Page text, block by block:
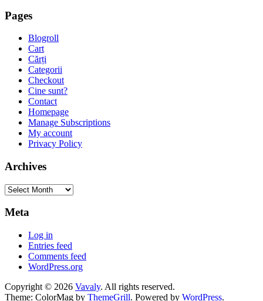
Pages
Blogroll
Cart
Cărți
Categorii
Checkout
Cine sunt?
Contact
Homepage
Manage Subscriptions
My account
Privacy Policy
Archives
Archives
Meta
Log in
Entries feed
Comments feed
WordPress.org
Copyright © 2026 Vavaly. All rights reserved.
Theme: ColorMag by ThemeGrill. Powered by WordPress.